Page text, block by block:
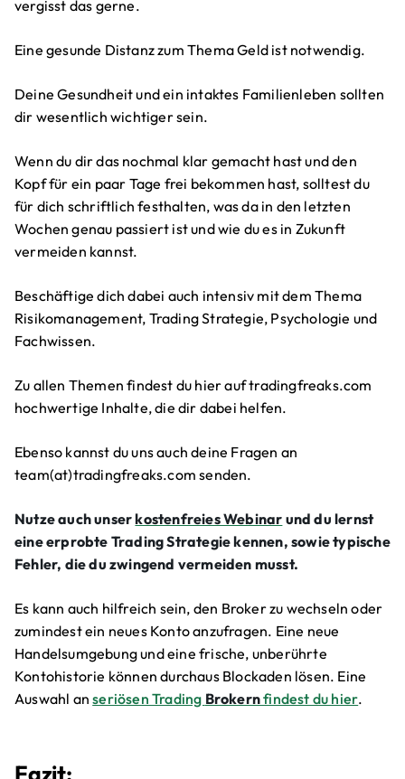
vergisst das gerne.
Eine gesunde Distanz zum Thema Geld ist notwendig.
Deine Gesundheit und ein intaktes Familienleben sollten
dir wesentlich wichtiger sein.
Wenn du dir das nochmal klar gemacht hast und den
Kopf für ein paar Tage frei bekommen hast, solltest du
für dich schriftlich festhalten, was da in den letzten
Wochen genau passiert ist und wie du es in Zukunft
vermeiden kannst.
Beschäftige dich dabei auch intensiv mit dem Thema
Risikomanagement, Trading Strategie, Psychologie und
Fachwissen.
Zu allen Themen findest du hier auf tradingfreaks.com
hochwertige Inhalte, die dir dabei helfen.
Ebenso kannst du uns auch deine Fragen an
team(at)tradingfreaks.com senden.
Nutze auch unserkostenfreies Webinar und du lernst
eine erprobte Trading Strategie kennen, sowie typische
Fehler, die du zwingend vermeiden musst.
Es kann auch hilfreich sein, den Broker zu wechseln oder
zumindest ein neues Konto anzufragen. Eine neue
Handelsumgebung und eine frische, unberührte
Kontohistorie können durchaus Blockaden lösen. Eine
Auswahl anseriösen Trading Brokernfindest du hier.
Fazit: